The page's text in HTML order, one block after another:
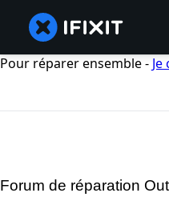
Pour réparer ensemble -
Forum de réparation